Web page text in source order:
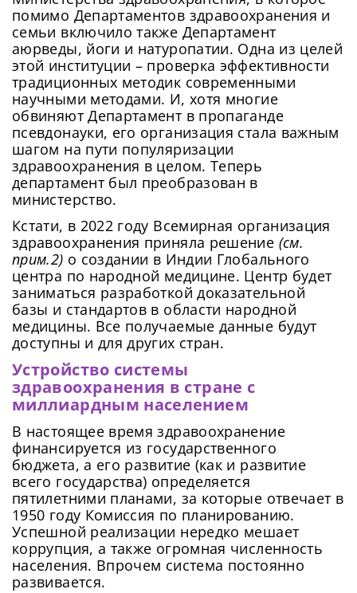
помимо Департаментов здравоохранения и
семьи включило также Департамент
аюрведы, йоги и натуропатии. Одна из целей
этой институции – проверка эффективности
традиционных методик современными
научными методами. И, хотя многие
обвиняют Департамент в пропаганде
псевдонауки, его организация стала важным
шагом на пути популяризации
здравоохранения в целом. Теперь
департамент был преобразован в
министерство.
Кстати, в 2022 году Всемирная организация
здравоохранения приняла решение (см.
прим.2) о создании в Индии Глобального
центра по народной медицине. Центр будет
заниматься разработкой доказательной
базы и стандартов в области народной
медицины. Все получаемые данные будут
доступны и для других стран.
Устройство системы
здравоохранения в стране с
миллиардным населением
В настоящее время здравоохранение
финансируется из государственного
бюджета, а его развитие (как и развитие
всего государства) определяется
пятилетними планами, за которые отвечает в
1950 году Комиссия по планированию.
Успешной реализации нередко мешает
коррупция, а также огромная численность
населения. Впрочем система постоянно
развивается.